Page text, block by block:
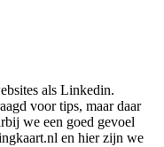
als Linkedin.
voor tips, maar daar
we een goed gevoel
en hier zijn we